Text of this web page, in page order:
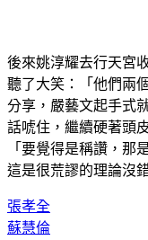
後來姚淳耀去行天宮
聽了大笑：「他們兩
分享，嚴藝文起手式
話唬住，繼續硬著頭
「要覺得是稱讚，那
這是很荒謬的理論沒
張孝全
蘇慧倫